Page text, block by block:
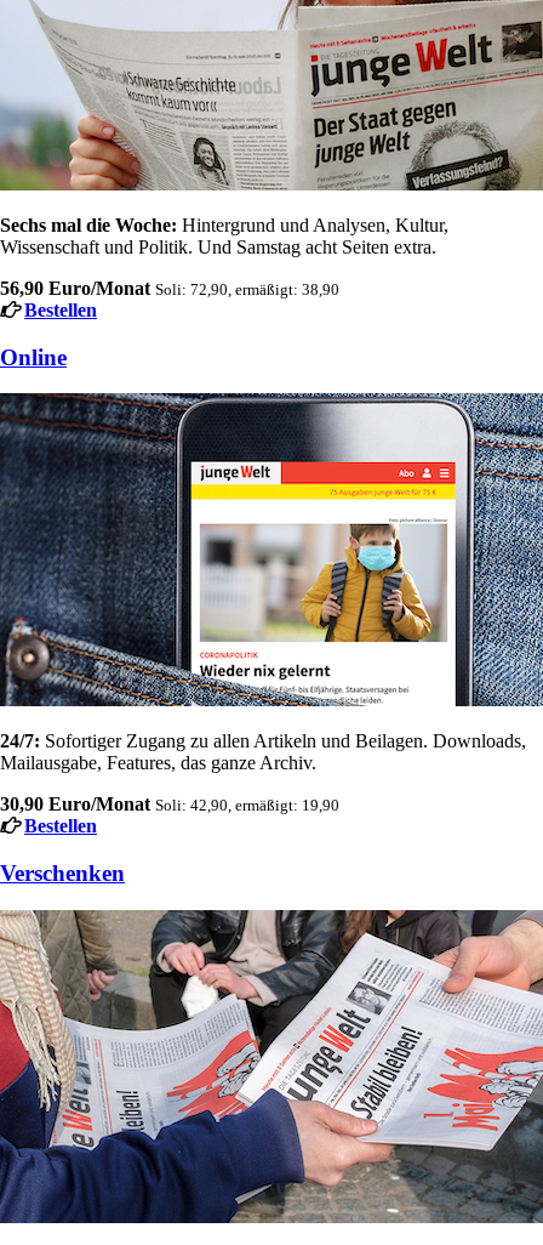
Sechs mal die Woche: Hintergrund und Analysen, Kultur,
Wissenschaft und Politik. Und Samstag acht Seiten extra.
56,90 Euro/Monat Soli: 72,90, ermäßigt: 38,90
Bestellen
Online
24/7: Sofortiger Zugang zu allen Artikeln und Beilagen. Downloads,
Mailausgabe, Features, das ganze Archiv.
30,90 Euro/Monat Soli: 42,90, ermäßigt: 19,90
Bestellen
Verschenken